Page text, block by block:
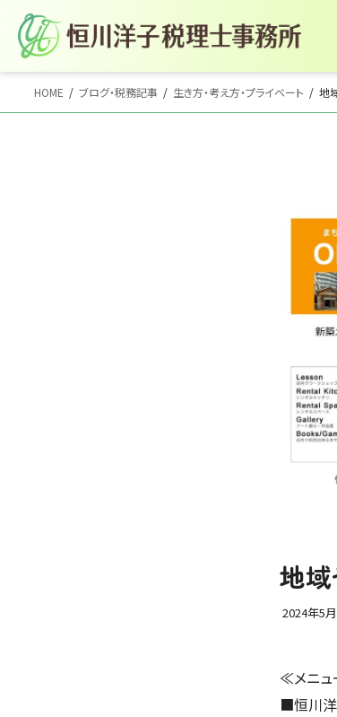
ン
ビ
HOME ブログ・税務記事 生き方・考え方・プライベート 地
地
2024年5
≪メニ
■恒川